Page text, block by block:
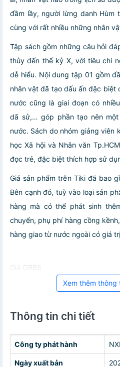
đầm lầy, người lừng danh Hùm
cùng với rất nhiều những nhân
Tập sách gồm những câu hỏi
thủy đến thế kỷ X, với tiêu chí
dễ hiểu. Nội dung tập 01 gồm
nhân vật đã tạo dấu ấn đặc biệt
nước cũng là giai đoạn có
dã sử,… góp phần tạo nên
nước. Sách do nhóm giảng viên
học Xã hội và Nhân văn
đọc trẻ, đặc biệt thích hợp sử
Giá sản phẩm trên Tiki đã bao
Bên cạnh đó, tuỳ vào loại sản
hàng mà có thể phát sinh
chuyển, phụ phí hàng cồng
hàng giao từ nước ngoài có giá
Giá ORBS
Xem thêm thông
Thông tin chi tiết
Công ty phát hành
Ngày xuất bản